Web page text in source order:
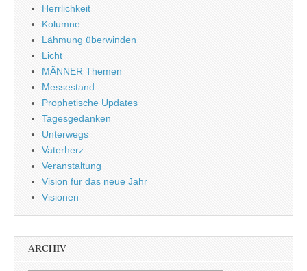
Herrlichkeit
Kolumne
Lähmung überwinden
Licht
MÄNNER Themen
Messestand
Prophetische Updates
Tagesgedanken
Unterwegs
Vaterherz
Veranstaltung
Vision für das neue Jahr
Visionen
ARCHIV